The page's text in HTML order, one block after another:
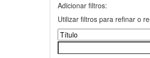
Adicionar filtros:
Utilizar filtros para refinar o